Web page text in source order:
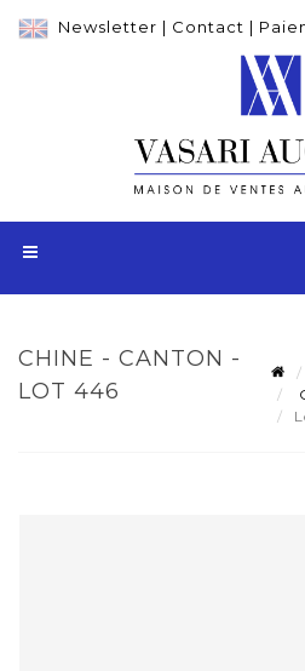
Newsletter | Contact |
CHINE - CANTON -
LOT 446